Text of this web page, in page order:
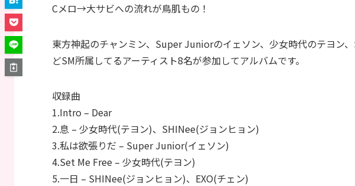
Cメロ→大サビへの流れが鳥肌もの！
東方神起のチャンミン、Super Juniorのイェソン、少女時代のテヨン
どSM所属してるアーティスト8名が参加してアルバムです。
収録曲
1.Intro – Dear
2.息 – 少女時代(テヨン)、SHINee(ジョンヒョン)
3.私は欲張りだ – Super Junior(イェソン)
4.Set Me Free – 少女時代(テヨン)
5.一日 – SHINee(ジョンヒョン)、EXO(チェン)